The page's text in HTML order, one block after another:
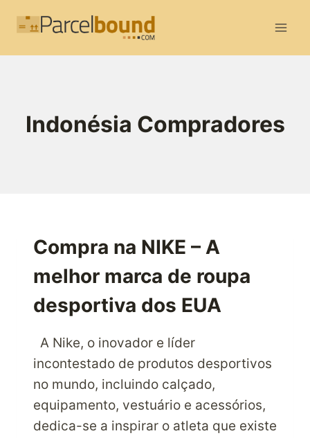
Indonésia Compradores
Compra na NIKE – A
melhor marca de roupa
desportiva dos EUA
A Nike, o inovador e líder
incontestado de produtos desportivos
no mundo, incluindo calçado,
equipamento, vestuário e acessórios,
dedica-se a inspirar o atleta que existe